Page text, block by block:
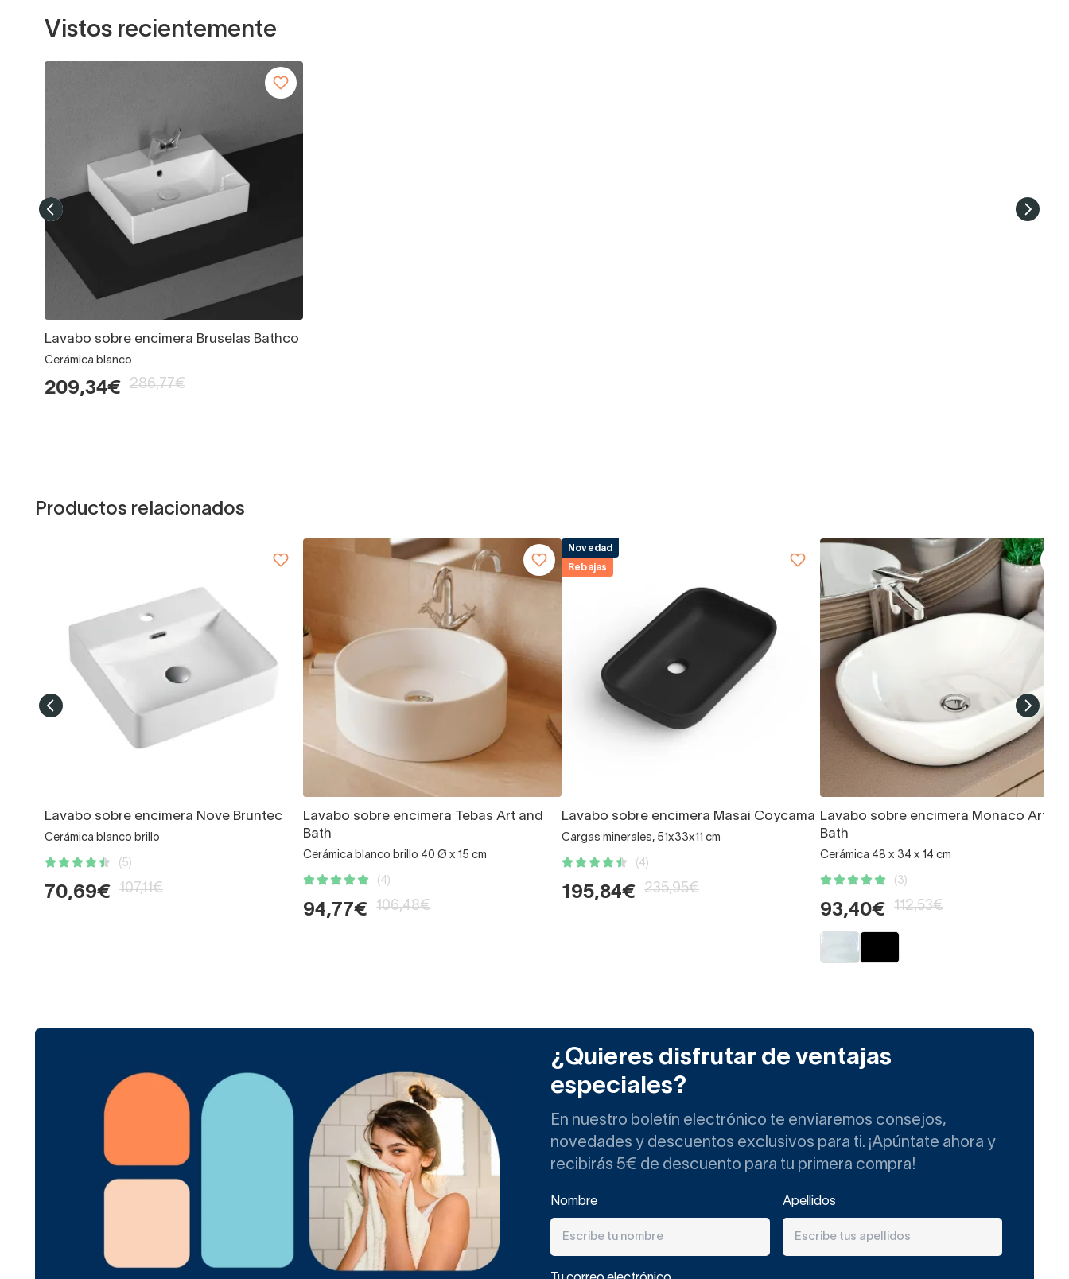
Vistos recientemente
Lavabo sobre encimera Bruselas Bathco
Cerámica blanco
209,34€ 286,77€
Productos relacionados
Lavabo sobre encimera Nove Bruntec
Cerámica blanco brillo
(5)
70,69€ 107,11€
Lavabo sobre encimera Tebas Art and
Bath
Cerámica blanco brillo 40 Ø x 15 cm
(4)
94,77€ 106,48€
Novedad
Rebajas
Lavabo sobre encimera Masai Coycama
Cargas minerales, 51x33x11 cm
(4)
195,84€ 235,95€
Lavabo sobre encimera Monaco Art
Bath
Cerámica 48 x 34 x 14 cm
(3)
93,40€ 112,53€
¿Quieres disfrutar de ventajas
especiales?
En nuestro boletín electrónico te enviaremos consejos,
novedades y descuentos exclusivos para ti. ¡Apúntate ahora y
recibirás 5€ de descuento para tu primera compra!
Nombre Apellidos